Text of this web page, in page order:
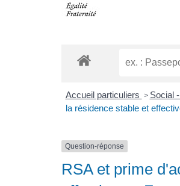
Accueil particuliers > Social
la résidence stable et
Question-réponse
RSA et prime